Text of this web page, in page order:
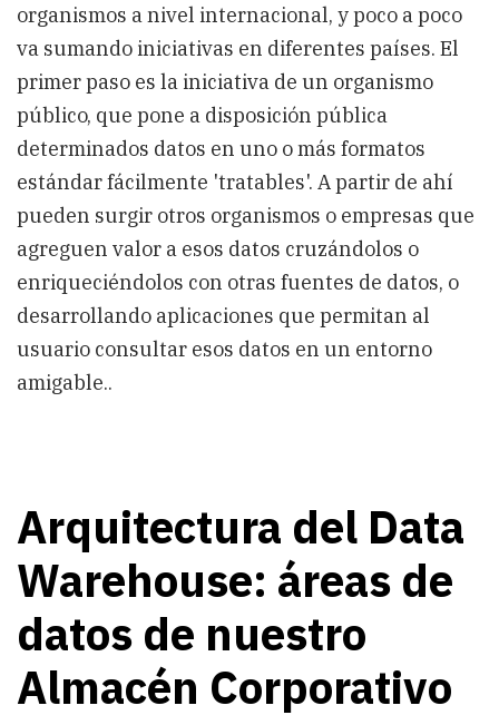
organismos a nivel internacional, y poco a poco
va sumando iniciativas en diferentes países. El
primer paso es la iniciativa de un organismo
público, que pone a disposición pública
determinados datos en uno o más formatos
estándar fácilmente 'tratables'. A partir de ahí
pueden surgir otros organismos o empresas que
agreguen valor a esos datos cruzándolos o
enriqueciéndolos con otras fuentes de datos, o
desarrollando aplicaciones que permitan al
usuario consultar esos datos en un entorno
amigable..
Arquitectura del Data
Warehouse: áreas de
datos de nuestro
Almacén Corporativo